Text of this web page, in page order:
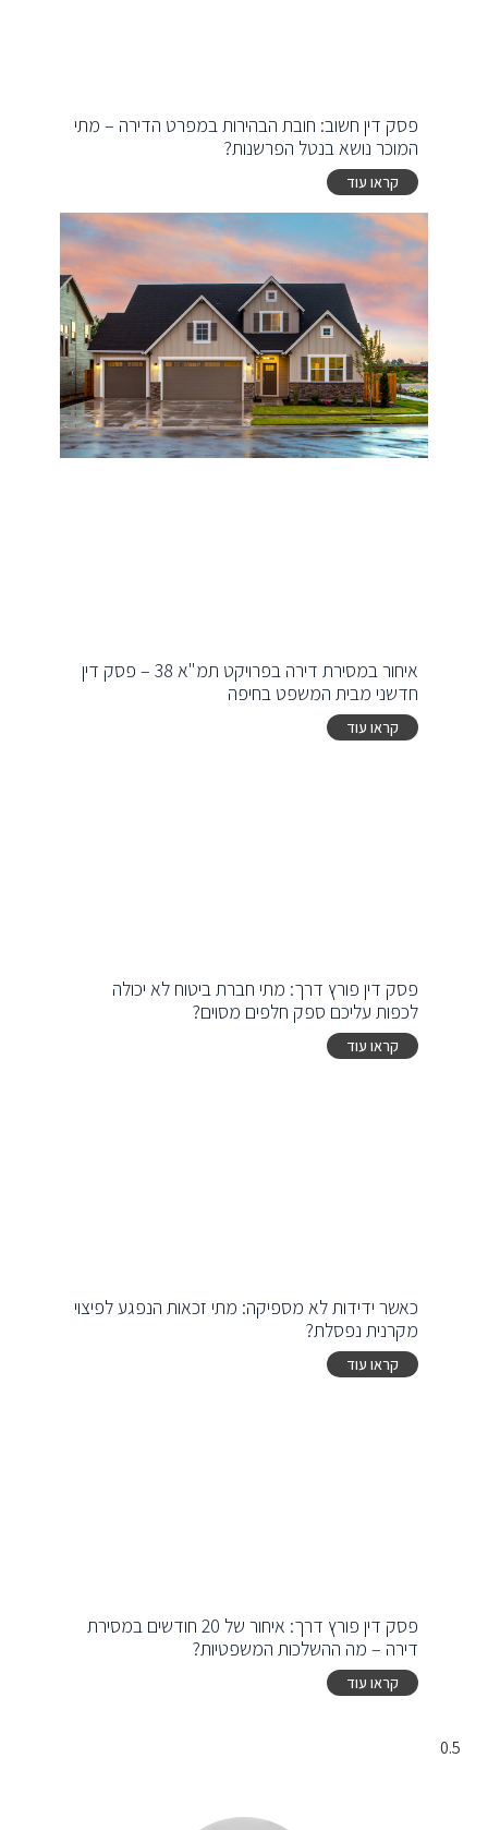
פסק דין חשוב: חובת הבהירות במפרט הדירה – מתי
המוכר נושא בנטל הפרשנות?
קראו עוד
איחור במסירת דירה בפרויקט תמ"א 38 – פסק דין
חדשני מבית המשפט בחיפה
קראו עוד
פסק דין פורץ דרך: מתי חברת ביטוח לא יכולה
לכפות עליכם ספק חלפים מסוים?
קראו עוד
כאשר ידידות לא מספיקה: מתי זכאות הנפגע לפיצוי
מקרנית נפסלת?
קראו עוד
פסק דין פורץ דרך: איחור של 20 חודשים במסירת
דירה – מה ההשלכות המשפטיות?
קראו עוד